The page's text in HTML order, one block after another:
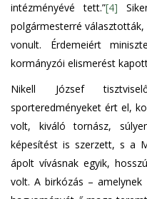
intézményévé tett.”[4]
polgármesterré
vonult. Érdemeiért
kormányzói elismerést
Nikell József
sporteredményeket ért el,
volt, kiváló tornász,
képesítést is szerzett, s a
ápolt vívásnak egyik,
volt. A birkózás –